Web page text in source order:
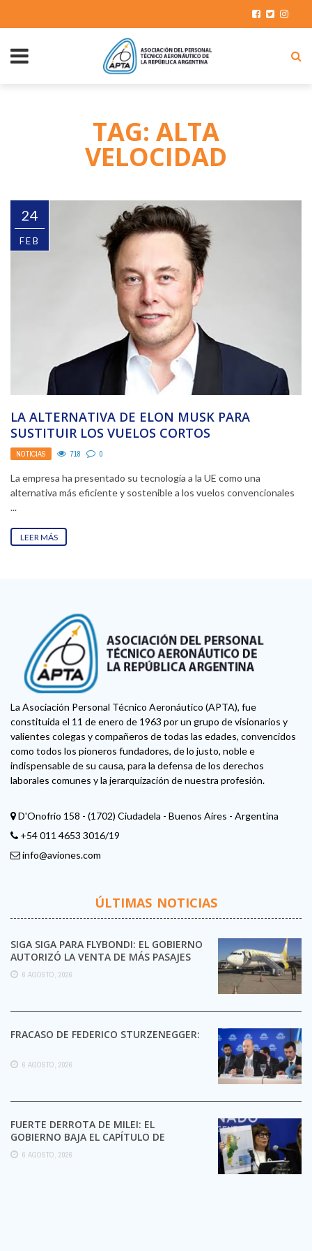
TAG: ALTA
VELOCIDAD
24
FEB
LA ALTERNATIVA DE ELON MUSK PARA
SUSTITUIR LOS VUELOS CORTOS
NOTICIAS 718 0
La empresa ha presentado su tecnología a la UE como una
alternativa más eficiente y sostenible a los vuelos convencionales
...
LEER MÁS
La Asociación Personal Técnico Aeronáutico (APTA), fue
constituida el 11 de enero de 1963 por un grupo de visionarios y
valientes colegas y compañeros de todas las edades, convencidos
como todos los pioneros fundadores, de lo justo, noble e
indispensable de su causa, para la defensa de los derechos
laborales comunes y la jerarquización de nuestra profesión.
D'Onofrio 158 - (1702) Ciudadela - Buenos Aires - Argentina
+54 011 4653 3016/19
info@aviones.com
ÚLTIMAS NOTICIAS
SIGA SIGA PARA FLYBONDI: EL GOBIERNO
AUTORIZÓ LA VENTA DE MÁS PASAJES
6 AGOSTO, 2026
FRACASO DE FEDERICO STURZENEGGER:
6 AGOSTO, 2026
FUERTE DERROTA DE MILEI: EL
GOBIERNO BAJA EL CAPÍTULO DE
EXTRANJERIZACIÓN DE TIERRAS
6 AGOSTO, 2026